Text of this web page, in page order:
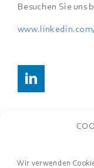
Wir verwenden
Besuchen Sie uns